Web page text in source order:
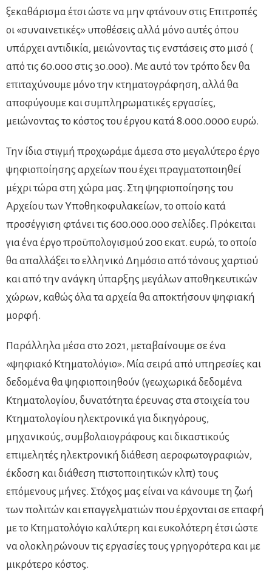
ξεκαθάρισμα έτσι ώστε να μην φτάνουν στις Επιτροπές
οι «συναινετικές» υποθέσεις αλλά μόνο αυτές όπου
υπάρχει αντιδικία, μειώνοντας τις ενστάσεις στο μισό (
από τις 60.000 στις 30.000). Με αυτό τον τρόπο δεν θα
επιταχύνουμε μόνο την κτηματογράφηση, αλλά θα
αποφύγουμε και συμπληρωματικές εργασίες,
μειώνοντας το κόστος του έργου κατά 8.000.0000 ευρώ.
Την ίδια στιγμή προχωράμε άμεσα στο μεγαλύτερο έργο
ψηφιοποίησης αρχείων που έχει πραγματοποιηθεί
μέχρι τώρα στη χώρα μας. Στη ψηφιοποίησης του
Αρχείου των Υποθηκοφυλακείων, το οποίο κατά
προσέγγιση φτάνει τις 600.000.000 σελίδες. Πρόκειται
για ένα έργο προϋπολογισμού 200 εκατ. ευρώ, το οποίο
θα απαλλάξει το ελληνικό Δημόσιο από τόνους χαρτιού
και από την ανάγκη ύπαρξης μεγάλων αποθηκευτικών
χώρων, καθώς όλα τα αρχεία θα αποκτήσουν ψηφιακή
μορφή.
Παράλληλα μέσα στο 2021, μεταβαίνουμε σε ένα
«ψηφιακό Κτηματολόγιο». Μία σειρά από υπηρεσίες και
δεδομένα θα ψηφιοποιηθούν (γεωχωρικά δεδομένα
Κτηματολογίου, δυνατότητα έρευνας στα στοιχεία του
Κτηματολογίου ηλεκτρονικά για δικηγόρους,
μηχανικούς, συμβολαιογράφους και δικαστικούς
επιμελητές ηλεκτρονική διάθεση αεροφωτογραφιών,
έκδοση και διάθεση πιστοποιητικών κλπ) τους
επόμενους μήνες. Στόχος μας είναι να κάνουμε τη ζωή
των πολιτών και επαγγελματιών που έρχονται σε επαφή
με το Κτηματολόγιο καλύτερη και ευκολότερη έτσι ώστε
να ολοκληρώνουν τις εργασίες τους γρηγορότερα και με
μικρότερο κόστος.